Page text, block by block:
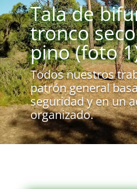
Tala de
tronco
pino (foto
Todos nuestros
patrón general
seguridad y en un
organizado.